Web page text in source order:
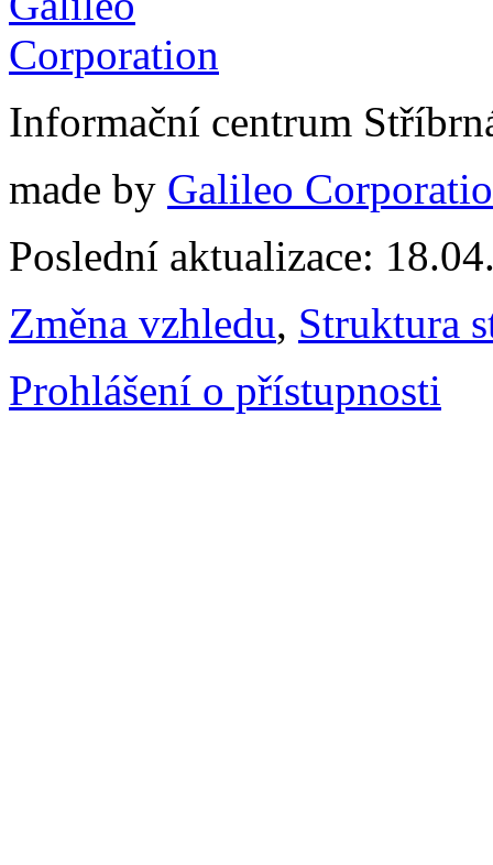
Informační centrum
made by Galileo
Poslední aktualizace:
Změna vzhledu, Struktura
Prohlášení o přístupnosti